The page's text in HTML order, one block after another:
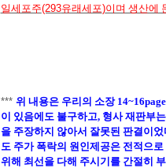
일세포주(293유래세포)이며 생산에
*** 위 내용은 우리의 소장 14~16page
이 있음에도 불구하고, 형사 재판부
을 주장하지 않아서 잘못된 판결이
도 주가 폭락의 원인제공은 전적으
위해 최선을 다해 주시기를 간절히